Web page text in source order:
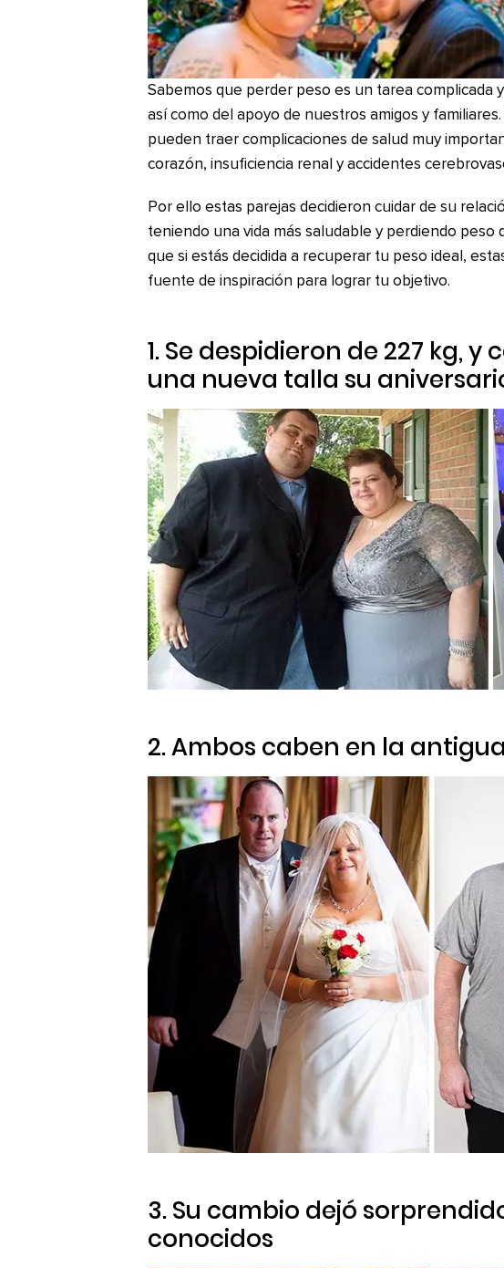
Sabemos que perder peso es un tarea complicada
así como del apoyo de nuestros amigos y
pueden traer complicaciones de salud muy
corazón, insuficiencia renal y accidentes
Por ello estas parejas decidieron cuidar de su
teniendo una vida más saludable y perdiendo peso
que si estás decidida a recuperar tu peso ideal,
fuente de inspiración para lograr tu objetivo.
1. Se despidieron de 227 kg,
una nueva talla su
2. Ambos caben en la
3. Su cambio dejó
conocidos